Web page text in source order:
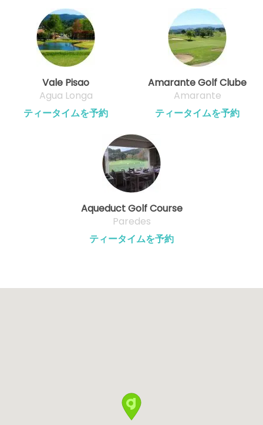
Vale Pisao
Agua Longa
ティータイムを予約
Amarante Golf Clube
Amarante
ティータイムを予約
Aqueduct Golf Course
Paredes
ティータイムを予約